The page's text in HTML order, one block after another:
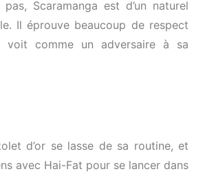
Scaramanga est d’un naturel
Il éprouve beaucoup de respect
voit comme un adversaire à sa
d’or se lasse de sa routine, et
avec Hai-Fat pour se lancer dans